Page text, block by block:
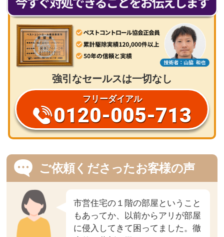
強引なセールスは一切なし
フリーダイアル
0120-005-713
ご依頼くださったお客様の声
市営住宅の１階の部屋ということ
もあってか、以前からアリが部屋
に侵入してきて困ってました。徹